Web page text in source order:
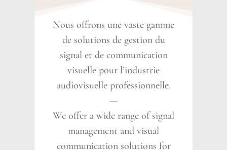
Nous offrons une vaste gamme
de solutions de gestion du
signal et de communication
visuelle pour l’industrie
audiovisuelle professionnelle.
—
We offer a wide range of signal
management and visual
communication solutions for